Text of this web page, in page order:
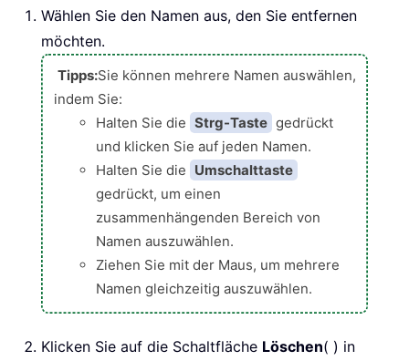
Wählen Sie den Namen aus, den Sie entfernen
möchten.
Tipps:Sie können mehrere Namen auswählen,
indem Sie:
Halten Sie die Strg-Taste gedrückt
und klicken Sie auf jeden Namen.
Halten Sie die Umschalttaste
gedrückt, um einen
zusammenhängenden Bereich von
Namen auszuwählen.
Ziehen Sie mit der Maus, um mehrere
Namen gleichzeitig auszuwählen.
Klicken Sie auf die Schaltfläche Löschen( ) in